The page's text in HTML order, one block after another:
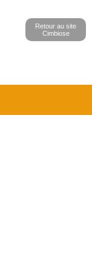
Retour au site
Cimbiose